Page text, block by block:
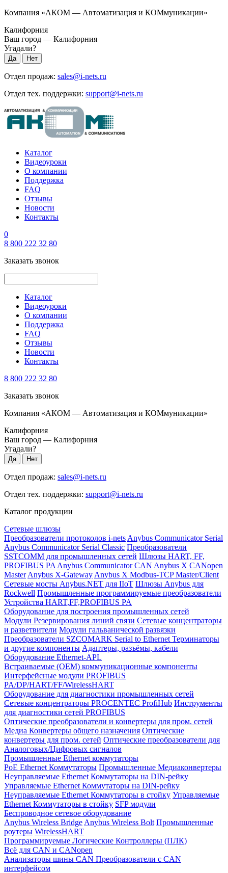
Компания «АКОМ — Автоматизация и КОМмуникации»
Калифорния
Ваш город — Калифорния
Угадали?
Отдел продаж: sales@i-nets.ru
Отдел тех. поддержки: support@i-nets.ru
Каталог
Видеоуроки
О компании
Поддержка
FAQ
Отзывы
Новости
Контакты
0
8 800 222 32 80
Заказать звонок
Каталог
Видеоуроки
О компании
Поддержка
FAQ
Отзывы
Новости
Контакты
8 800 222 32 80
Заказать звонок
Компания «АКОМ — Автоматизация и КОМмуникации»
Калифорния
Ваш город — Калифорния
Угадали?
Отдел продаж: sales@i-nets.ru
Отдел тех. поддержки: support@i-nets.ru
Каталог продукции
Сетевые шлюзы
Преобразователи протоколов i-nets Anybus Communicator Serial
Anybus Communicator Serial Classic Преобразователи
SSTCOMM для промышленных сетей Шлюзы HART, FF,
PROFIBUS PA Anybus Communicator CAN Anybus X CANopen
Master Anybus X-Gateway Anybus X Modbus-TCP Master/Client
Сетевые мосты Anybus.NET для IIoT Шлюзы Anybus для
Rockwell Промышленные программируемые преобразователи
Устройства HART,FF,PROFIBUS PA
Оборудование для построения промышленных сетей
Модули Резервирования линий связи Сетевые концентраторы
и разветвители Модули гальванической развязки
Преобразователи SZCOMARK Serial to Ethernet Терминаторы
и другие компоненты Адаптеры, разъёмы, кабели
Оборудование Ethernet-APL
Встраиваемые (OEM) коммуникационные компоненты
Интерфейсные модули PROFIBUS
PA/DP/HART/FF/WirelessHART
Оборудование для диагностики промышленных сетей
Сетевые концентраторы PROCENTEC ProfiHub Инструменты
для диагностики сетей PROFIBUS
Оптические преобразователи и конвертеры для пром. сетей
Медиа Конвертеры общего назначения Оптические
конвертеры для пром. сетей Оптические преобразователи для
Аналоговых/Цифровых сигналов
Промышленные Ethernet коммутаторы
PoE Ethernet Коммутаторы Промышленные Медиаконвертеры
Неуправляемые Ethernet Коммутаторы на DIN-рейку
Управляемые Ethernet Коммутаторы на DIN-рейку
Неуправляемые Ethernet Коммутаторы в стойку Управляемые
Ethernet Коммутаторы в стойку SFP модули
Беспроводное сетевое оборудование
Anybus Wireless Bridge Anybus Wireless Bolt Промышленные
роутеры WirelessHART
Программируемые Логические Контроллеры (ПЛК)
Всё для CAN и CANopen
Анализаторы шины CAN Преобразователи с CAN
интерфейсом